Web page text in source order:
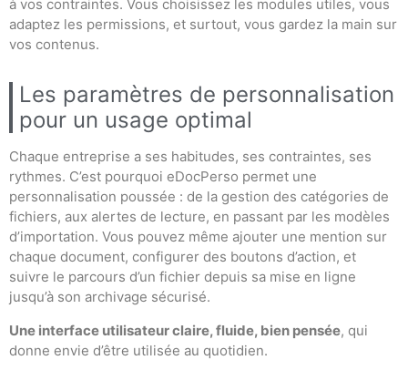
à vos contraintes. Vous choisissez les modules utiles, vous
adaptez les permissions, et surtout, vous gardez la main sur
vos contenus.
Les paramètres de personnalisation
pour un usage optimal
Chaque entreprise a ses habitudes, ses contraintes, ses
rythmes. C’est pourquoi eDocPerso permet une
personnalisation poussée : de la gestion des catégories de
fichiers, aux alertes de lecture, en passant par les modèles
d’importation. Vous pouvez même ajouter une mention sur
chaque document, configurer des boutons d’action, et
suivre le parcours d’un fichier depuis sa mise en ligne
jusqu’à son archivage sécurisé.
Une interface utilisateur claire, fluide, bien pensée, qui
donne envie d’être utilisée au quotidien.